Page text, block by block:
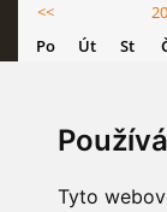
Tyto
<<
Po
Út St
11 12
18 19